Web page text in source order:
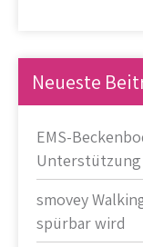
Neueste
EMS-
smovey
spürbar wird